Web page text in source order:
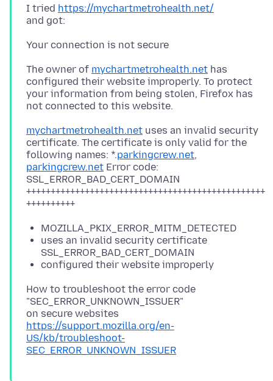
I tried https://mychartmetrohealth.net/
The owner of mychartmetrohealth.net has
configured their website improperly. To protect
your information from being stolen, Firefox has
mychartmetrohealth.net uses an invalid security
certificate. The certificate is only valid for the
following names: *.parkingcrew.net,
parkingcrew.net Error code:
SSL_ERROR_BAD_CERT_DOMAIN
+++++++++++++++++++++++++++++++++++++++++++++++++
MOZILLA_PKIX_ERROR_MITM_DETECTED
uses an invalid security certificate
SSL_ERROR_BAD_CERT_DOMAIN
configured their website improperly
How to troubleshoot the error code
"SEC_ERROR_UNKNOWN_ISSUER"
https://support.mozilla.org/en-
US/kb/troubleshoot-
SEC_ERROR_UNKNOWN_ISSUER